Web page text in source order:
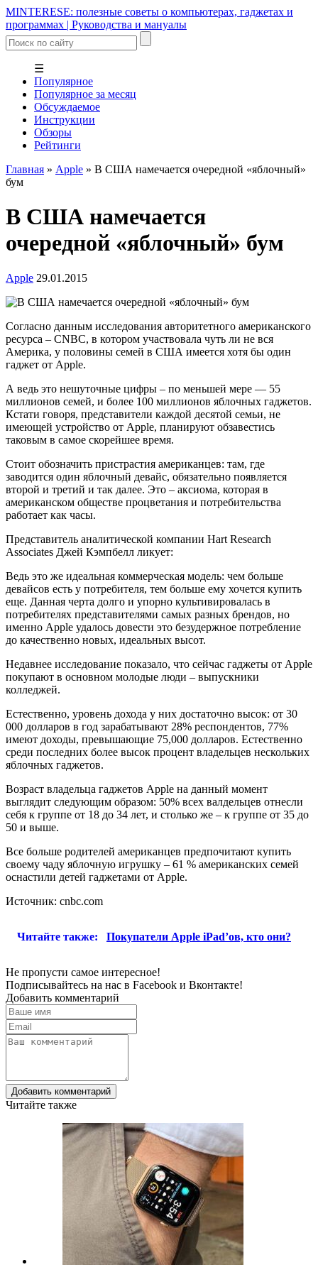
MINTERESE: полезные советы о компьютерах, гаджетах и
программах | Руководства и мануалы
☰
Популярное
Популярное за месяц
Обсуждаемое
Инструкции
Обзоры
Рейтинги
Главная » Apple » В США намечается очередной «яблочный»
бум
В США намечается
очередной «яблочный» бум
Apple 29.01.2015
Согласно данным исследования авторитетного американского
ресурса – CNBC, в котором участвовала чуть ли не вся
Америка, у половины семей в США имеется хотя бы один
гаджет от Apple.
А ведь это нешуточные цифры – по меньшей мере — 55
миллионов семей, и более 100 миллионов яблочных гаджетов.
Кстати говоря, представители каждой десятой семьи, не
имеющей устройство от Apple, планируют обзавестись
таковым в самое скорейшее время.
Стоит обозначить пристрастия американцев: там, где
заводится один яблочный девайс, обязательно появляется
второй и третий и так далее. Это – аксиома, которая в
американском обществе процветания и потребительства
работает как часы.
Представитель аналитической компании Hart Research
Associates Джей Кэмпбелл ликует:
Ведь это же идеальная коммерческая модель: чем больше
девайсов есть у потребителя, тем больше ему хочется купить
еще. Данная черта долго и упорно культивировалась в
потребителях представителями самых разных брендов, но
именно Apple удалось довести это безудержное потребление
до качественно новых, идеальных высот.
Недавнее исследование показало, что сейчас гаджеты от Apple
покупают в основном молодые люди – выпускники
колледжей.
Естественно, уровень дохода у них достаточно высок: от 30
000 долларов в год зарабатывают 28% респондентов, 77%
имеют доходы, превышающие 75,000 долларов. Естественно
среди последних более высок процент владельцев нескольких
яблочных гаджетов.
Возраст владельца гаджетов Apple на данный момент
выглядит следующим образом: 50% всех валдельцев отнесли
себя к группе от 18 до 34 лет, и столько же – к группе от 35 до
50 и выше.
Все больше родителей американцев предпочитают купить
своему чаду яблочную игрушку – 61 % американских семей
оснастили детей гаджетами от Apple.
Источник: cnbc.com
Читайте также: Покупатели Apple iPad’ов, кто они?
Не пропусти самое интересное!
Подписывайтесь на нас в Facebook и Вконтакте!
Добавить комментарий
Добавить комментарий
Читайте также